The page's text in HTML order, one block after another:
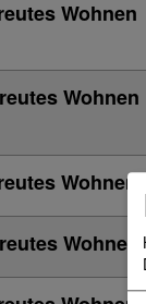
Wohnen
Wohnen
Wohnen